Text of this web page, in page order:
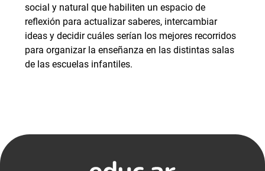
social y natural que habiliten un espacio de
reflexión para actualizar saberes, intercambiar
ideas y decidir cuáles serían los mejores recorridos
para organizar la enseñanza en las distintas salas
de las escuelas infantiles.